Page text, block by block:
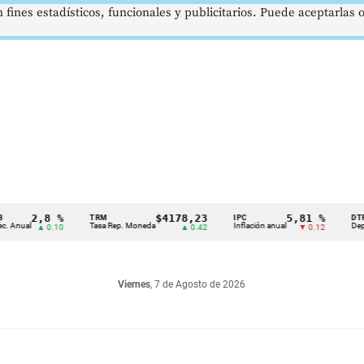
2,8 %
▲ 0.10
TRM
Tasa Rep. Moneda
$4178,23
▲ 0.42
IPC
Inflación anual
5,81 %
▼ 0.12
DTF
Dep.
Viernes, 7 de Agosto de 2026
estadísticos, funcionales y publicitarios. Puede aceptarlas